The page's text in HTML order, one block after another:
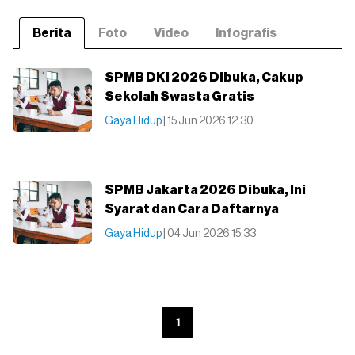
Berita Foto Video Infografis
SPMB DKI 2026 Dibuka, Cakup
Sekolah Swasta Gratis
Gaya Hidup | 15 Jun 2026 12:30
SPMB Jakarta 2026 Dibuka, Ini
Syarat dan Cara Daftarnya
Gaya Hidup | 04 Jun 2026 15:33
1